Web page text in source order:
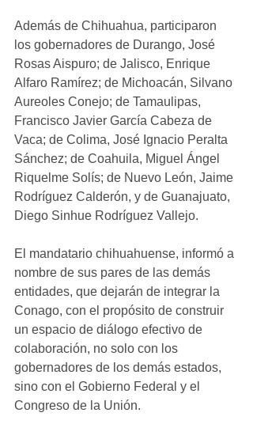
Además de Chihuahua, participaron
los gobernadores de Durango, José
Rosas Aispuro; de Jalisco, Enrique
Alfaro Ramírez; de Michoacán, Silvano
Aureoles Conejo; de Tamaulipas,
Francisco Javier García Cabeza de
Vaca; de Colima, José Ignacio Peralta
Sánchez; de Coahuila, Miguel Ángel
Riquelme Solís; de Nuevo León, Jaime
Rodríguez Calderón, y de Guanajuato,
Diego Sinhue Rodríguez Vallejo.
El mandatario chihuahuense, informó a
nombre de sus pares de las demás
entidades, que dejarán de integrar la
Conago, con el propósito de construir
un espacio de diálogo efectivo de
colaboración, no solo con los
gobernadores de los demás estados,
sino con el Gobierno Federal y el
Congreso de la Unión.